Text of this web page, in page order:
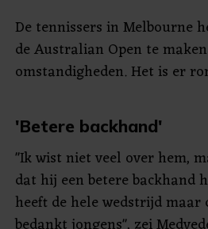
De tennissers in Melbourne
de Australian Open te
omstandigheden. Het is er
'Betere backhand'
"Ik wist niet veel over hem,
dat hij een betere backhand
heeft de hele wedstrijd maar